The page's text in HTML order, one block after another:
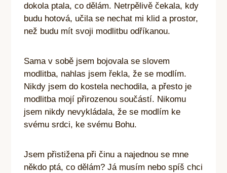
dokola ptala, co dělám. Netrpělivě čekala, kdy
budu hotová, učila se nechat mi klid a prostor,
než budu mít svoji modlitbu odříkanou.
Sama v sobě jsem bojovala se slovem
modlitba, nahlas jsem řekla, že se modlím.
Nikdy jsem do kostela nechodila, a přesto je
modlitba mojí přirozenou součástí. Nikomu
jsem nikdy nevykládala, že se modlím ke
svému srdci, ke svému Bohu.
Jsem přistižena při činu a najednou se mne
někdo ptá, co dělám? Já musím nebo spíš chci